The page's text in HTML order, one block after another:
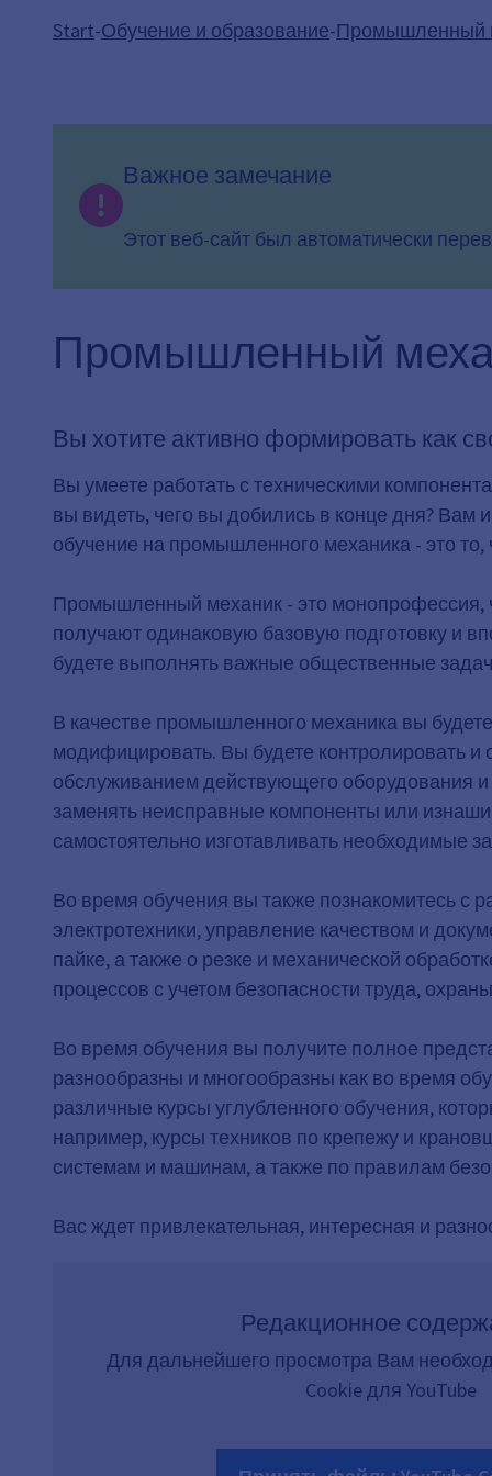
Start-Обучение и образование-Промышленный
Важное замечание
Этот веб-сайт был автоматически
Промышленный
Вы хотите активно формировать как
Вы умеете работать с техническими
вы видеть, чего вы добились в конце дня? Вам
обучение на промышленного механика - это то,
Промышленный механик - это монопрофессия,
получают одинаковую базовую подготовку и
будете выполнять важные общественные
В качестве промышленного механика вы
модифицировать. Вы будете контролировать и
обслуживанием действующего оборудования и
заменять неисправные компоненты или
самостоятельно изготавливать необходимые
Во время обучения вы также познакомитесь с
электротехники, управление качеством и
пайке, а также о резке и механической
процессов с учетом безопасности труда,
Во время обучения вы получите полное
разнообразны и многообразны как во время
различные курсы углубленного обучения,
например, курсы техников по крепежу и
системам и машинам, а также по правилам
Вас ждет привлекательная, интересная и
Редакционное
Для дальнейшего просмотра Вам
Cookie для YouTube